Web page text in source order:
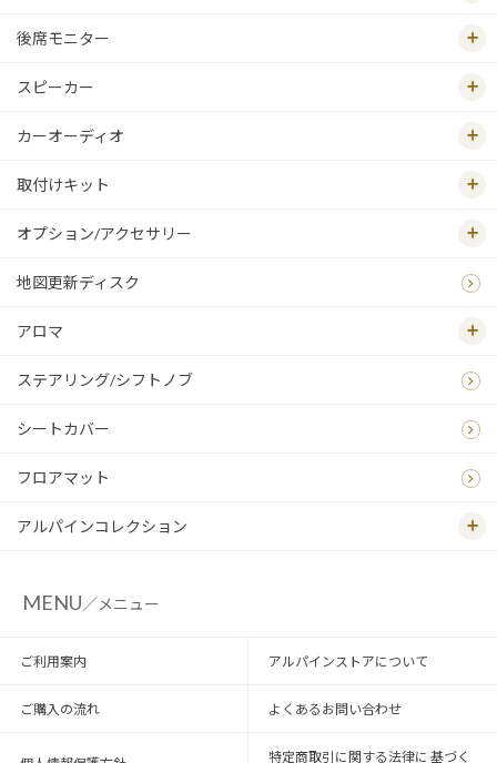
後席モニター
スピーカー
カーオーディオ
取付けキット
オプション/アクセサリー
地図更新ディスク
アロマ
ステアリング/シフトノブ
シートカバー
フロアマット
アルパインコレクション
MENU／メニュー
ご利用案内 アルパインストアについて
ご購入の流れ よくあるお問い合わせ
特定商取引に関する法律に 基づく